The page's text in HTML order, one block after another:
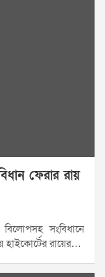
ফেরার রায়
সংবিধানে
রায়ের…